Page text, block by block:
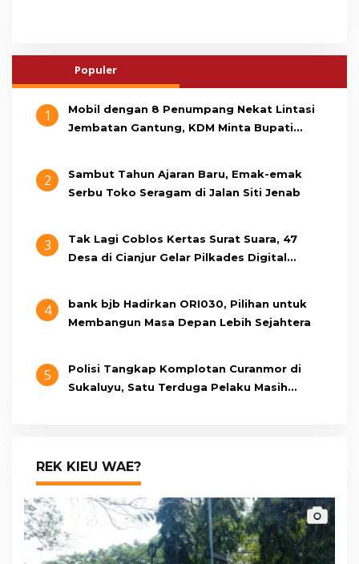
Populer
1
Mobil dengan 8 Penumpang Nekat Lintasi
Jembatan Gantung, KDM Minta Bupati
2
Sambut Tahun Ajaran Baru, Emak-emak
Serbu Toko Seragam di Jalan Siti Jenab
3
Tak Lagi Coblos Kertas Surat Suara, 47
Desa di Cianjur Gelar Pilkades Digital
4
bank bjb Hadirkan ORI030, Pilihan untuk
Membangun Masa Depan Lebih Sejahtera
5
Polisi Tangkap Komplotan Curanmor di
Sukaluyu, Satu Terduga Pelaku Masih
REK KIEU WAE?